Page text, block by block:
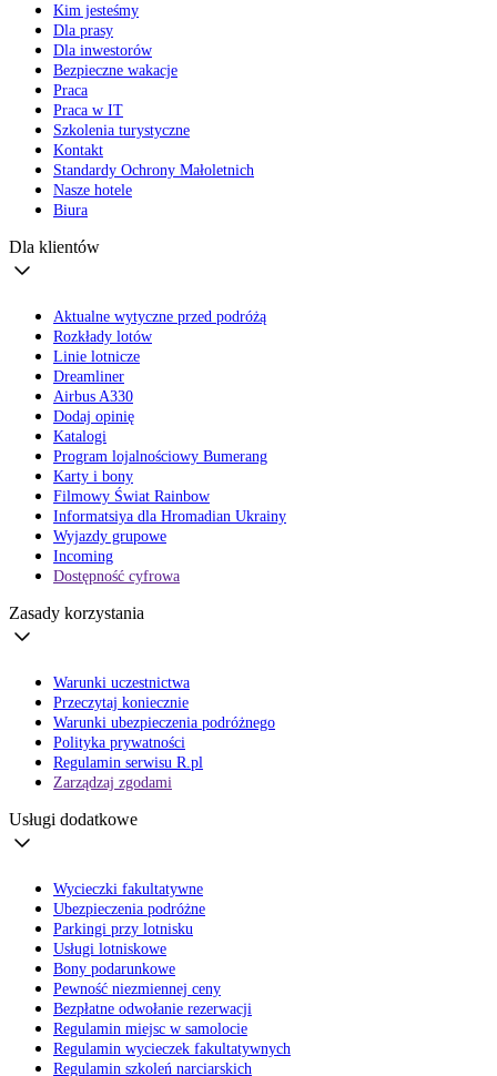
Kim jesteśmy
Dla prasy
Dla inwestorów
Bezpieczne wakacje
Praca
Praca w IT
Szkolenia turystyczne
Kontakt
Standardy Ochrony Małoletnich
Nasze hotele
Biura
Dla klientów
Aktualne wytyczne przed podróżą
Rozkłady lotów
Linie lotnicze
Dreamliner
Airbus A330
Dodaj opinię
Katalogi
Program lojalnościowy Bumerang
Karty i bony
Filmowy Świat Rainbow
Informatsiya dla Hromadian Ukrainy
Wyjazdy grupowe
Incoming
Dostępność cyfrowa
Zasady korzystania
Warunki uczestnictwa
Przeczytaj koniecznie
Warunki ubezpieczenia podróżnego
Polityka prywatności
Regulamin serwisu R.pl
Zarządzaj zgodami
Usługi dodatkowe
Wycieczki fakultatywne
Ubezpieczenia podróżne
Parkingi przy lotnisku
Usługi lotniskowe
Bony podarunkowe
Pewność niezmiennej ceny
Bezpłatne odwołanie rezerwacji
Regulamin miejsc w samolocie
Regulamin wycieczek fakultatywnych
Regulamin szkoleń narciarskich